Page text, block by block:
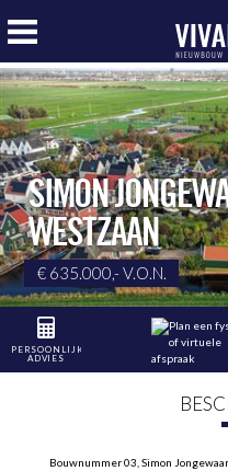
PERSOONLIJK
ADVIES
SIMON
WESTZAAN
€ 635.000,- V.O.N.
Bouwnummer 03, Simon